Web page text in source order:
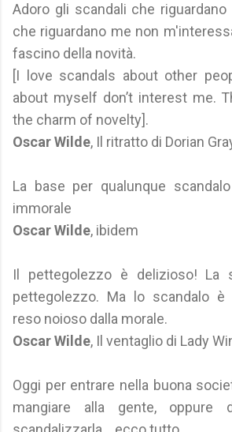
Adoro gli scandali che
che riguardano me non
fascino della novità.
[I love scandals about other
about myself don’t interest me.
the charm of novelty].
Oscar Wilde, Il ritratto di Dorian
La base per qualunque
immorale
Oscar Wilde, ibidem
Il pettegolezzo è delizioso! La
pettegolezzo. Ma lo scandalo è
reso noioso dalla morale.
Oscar Wilde, Il ventaglio di Lady
Oggi per entrare nella buona
mangiare alla gente, oppure